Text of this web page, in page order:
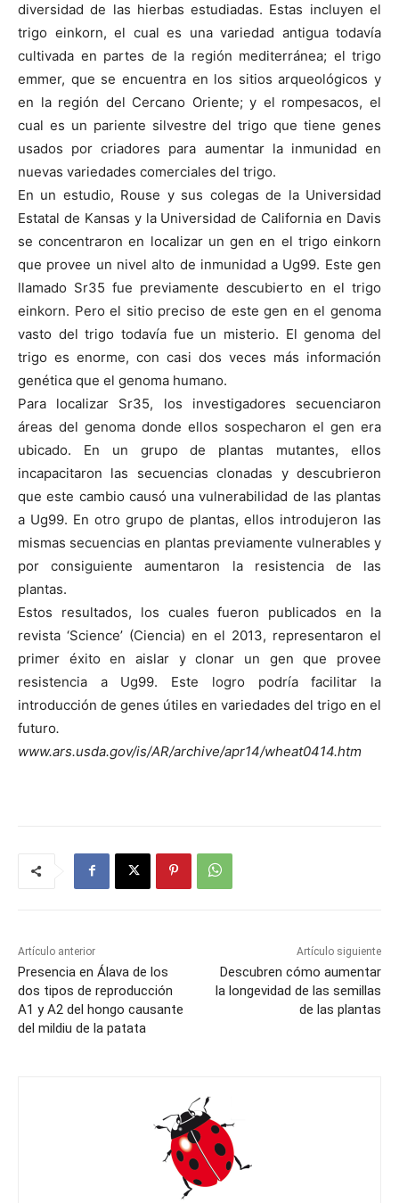
diversidad de las hierbas estudiadas. Estas incluyen el
trigo einkorn, el cual es una variedad antigua todavía
cultivada en partes de la región mediterránea; el trigo
emmer, que se encuentra en los sitios arqueológicos y
en la región del Cercano Oriente; y el rompesacos, el
cual es un pariente silvestre del trigo que tiene genes
usados por criadores para aumentar la inmunidad en
nuevas variedades comerciales del trigo.
En un estudio, Rouse y sus colegas de la Universidad
Estatal de Kansas y la Universidad de California en Davis
se concentraron en localizar un gen en el trigo einkorn
que provee un nivel alto de inmunidad a Ug99. Este gen
llamado Sr35 fue previamente descubierto en el trigo
einkorn. Pero el sitio preciso de este gen en el genoma
vasto del trigo todavía fue un misterio. El genoma del
trigo es enorme, con casi dos veces más información
genética que el genoma humano.
Para localizar Sr35, los investigadores secuenciaron
áreas del genoma donde ellos sospecharon el gen era
ubicado. En un grupo de plantas mutantes, ellos
incapacitaron las secuencias clonadas y descubrieron
que este cambio causó una vulnerabilidad de las plantas
a Ug99. En otro grupo de plantas, ellos introdujeron las
mismas secuencias en plantas previamente vulnerables y
por consiguiente aumentaron la resistencia de las
plantas.
Estos resultados, los cuales fueron publicados en la
revista ‘Science’ (Ciencia) en el 2013, representaron el
primer éxito en aislar y clonar un gen que provee
resistencia a Ug99. Este logro podría facilitar la
introducción de genes útiles en variedades del trigo en el
futuro.
www.ars.usda.gov/is/AR/archive/apr14/wheat0414.htm
Artículo anterior
Presencia en Álava de los
dos tipos de reproducción
A1 y A2 del hongo causante
del mildiu de la patata
Artículo siguiente
Descubren cómo aumentar
la longevidad de las semillas
de las plantas